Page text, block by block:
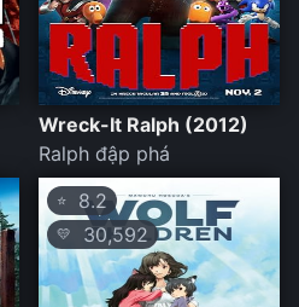
Wreck-It Ralph (2012)
Ralph đập phá
⭐ 8.2
💛 30,592